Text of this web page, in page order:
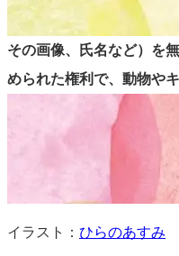
その画像、氏名など）を
められた権利で、動物や
イラスト： ひらのあすみ